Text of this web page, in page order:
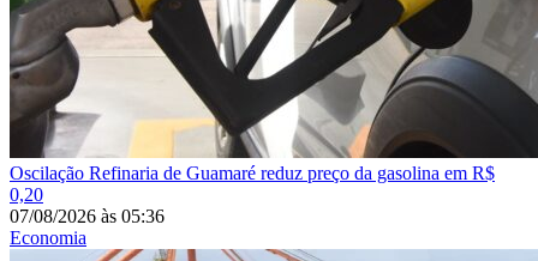
Oscilação Refinaria de Guamaré reduz preço da gasolina em R$
0,20
07/08/2026 às 05:36
Economia